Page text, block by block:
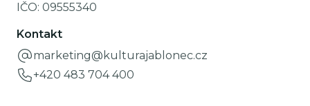
IČO: 09555340
Kontakt
marketing@kulturajablonec.cz
+420 483 704 400